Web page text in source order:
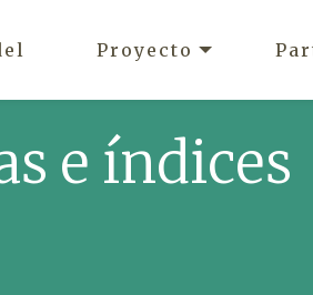
Proyecto
e índices